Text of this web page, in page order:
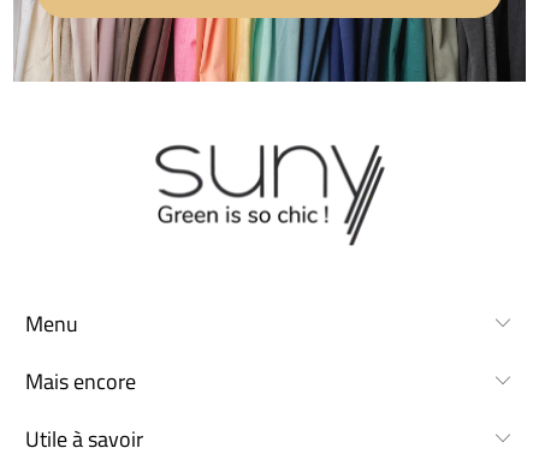
Menu
Mais encore
Utile à savoir